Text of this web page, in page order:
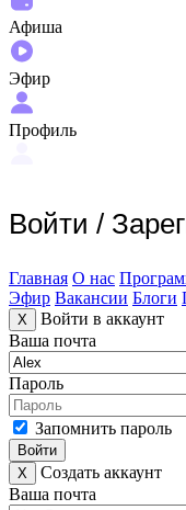
Афиша
Эфир
Профиль
Войти /
Главная О нас
Эфир Вакансии Блоги
X
Войти в аккаунт
Ваша почта
Пароль
Запомнить пароль
Войти
X
Создать аккаунт
Ваша почта